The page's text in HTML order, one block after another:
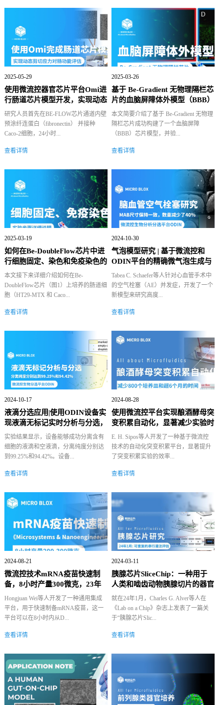
2025-05-29
使用微流控器官芯片平台Omi进
行肠道芯片模型开发，实现动态
剪切应...
研究人员首先在BE-FLOW芯片通道内壁
预涂纤连蛋白（fibronectin） 并接种
Caco-2细胞，24小时...
查看详情
2025-03-26
基于 Be-Gradient 无物理隔栏芯
片的血脑屏障体外模型（BBB）
构...
本文简要介绍了基于 Be-Gradient 无物理
隔栏芯片成功构建了一个血脑屏障
（BBB）芯片模型，并验...
查看详情
2025-03-19
如何在Be-DoubleFlow芯片中进
行细胞固定、染色和免疫染色的
详细...
本文接下来详细介绍如何在Be-
DoubleFlow芯片（图1）上培养的肠道细
胞（HT29-MTX 和 Caco...
查看详情
2024-10-30
气泡模型研究 | 基于微流控和
ODIN平台的精确微气泡生成与
检测模...
Tabea C. Schaefer等人针对心血管手术中
的空气栓塞（AE）并发症，开发了一个
新模型来研究高度...
查看详情
2024-10-17
液滴分选应用|使用ODIN设备实
现液滴无标记实时分析与分选，
精度...
实验结果显示，设备能够成功分离含有
细胞的液滴和空液滴，分离纯度分别达
到99.25%和94.42%。设备...
查看详情
2024-08-28
使用微流控平台实现酿酒酵母突
变积累自动化，显著减少实验时
间和人...
E. H. Sipos等人开发了一种基于微流控
技术的自动化突变积累平台，显著提升
了突变积累实验的效率...
查看详情
2024-08-21
微流控技术mRNA疫苗快速制
备，8小时产量300微克，23年
发表《M...
Hongjuan Wei等人开发了一种通用集成
平台，用于快速制备mRNA疫苗，这一
平台可以在8小时内从D...
查看详情
2024-03-11
胰腺芯片SliceChip：一种用于
人类和啮齿动物胰腺切片的器官
型培养...
就在24年1月，Charles G. Alver等人在
《Lab on a Chip》杂志上发表了一篇关
于“胰腺芯片Slic...
查看详情